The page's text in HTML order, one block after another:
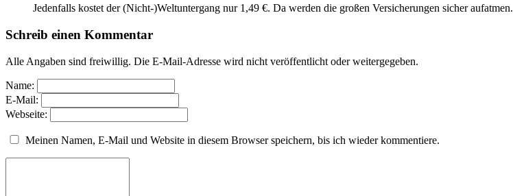
Jedenfalls kostet der (Nicht-)Weltuntergang nur 1,49 €. Da werden die großen Versicherungen sicher aufatmen.
Schreib einen Kommentar
Alle Angaben sind freiwillig. Die E-Mail-Adresse wird nicht veröffentlicht oder weitergegeben.
Name:
E-Mail:
Webseite:
Meinen Namen, E-Mail und Website in diesem Browser speichern, bis ich wieder kommentiere.